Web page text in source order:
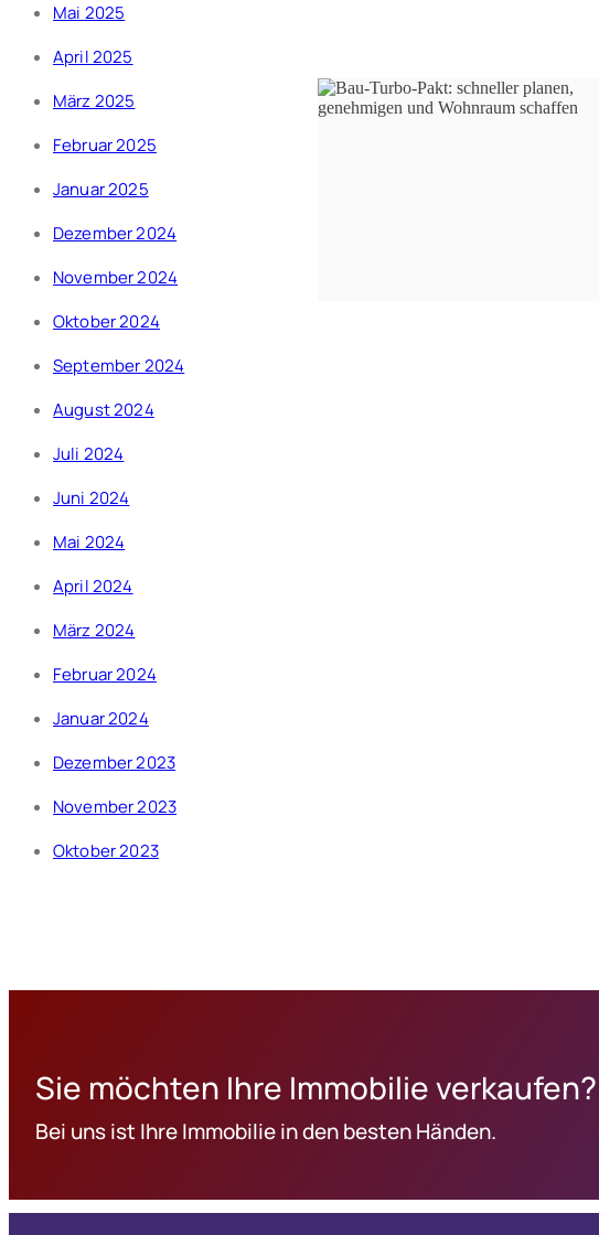
Mai 2025
April 2025
März 2025
Februar 2025
Januar 2025
Dezember 2024
November 2024
Oktober 2024
September 2024
August 2024
Juli 2024
Juni 2024
Mai 2024
April 2024
März 2024
Februar 2024
Januar 2024
Dezember 2023
November 2023
Oktober 2023
Sie möchten Ihre Immobilie verkaufen?
Bei uns ist Ihre Immobilie in den besten Händen.